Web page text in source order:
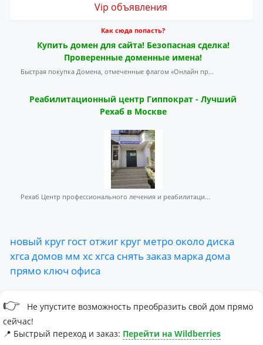
Vip объявления
Как сюда попасть?
Купить домен для сайта! Безопасная сделка!
Проверенные доменные имена!
Быстрая покупка Домена, отмеченные флагом «Онлайн пр...
Реабилитационный центр Гиппократ - Лучший
Рехаб в Москве
Рехаб Центр профессионального лечения и реабилитаци...
новый круг гост отжиг круг метро околодиска
хгса домов мм хсхгса снять заказ марка дома
прямо ключ офиса
👉
Не упустите возможность преобразить свой дом прямо
сейчас!
📍 Быстрый переход и заказ: Перейти на Wildberries